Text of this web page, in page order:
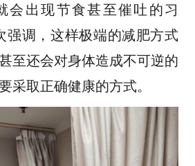
会出现节食甚至催吐的习
强调，这样极端的减肥方式
至还会对身体造成不可逆的
采取正确健康的方式。